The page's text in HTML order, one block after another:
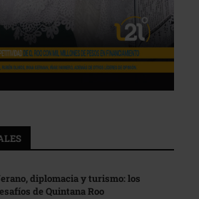
diplomacia y turismo: los
de Quintana Roo